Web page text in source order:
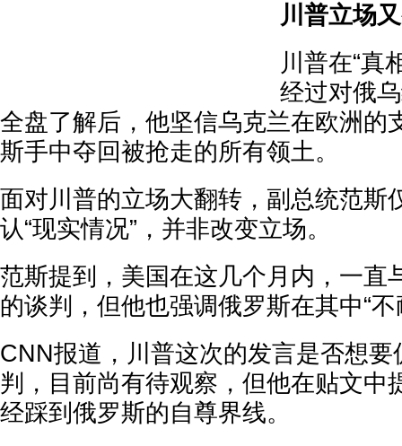
川普立场
川普在“真
经过对俄
全盘了解后，他坚信乌克兰在欧洲的
斯手中夺回被抢走的所有领土。
面对川普的立场大翻转，副总统范斯
认“现实情况”，并非改变立场。
范斯提到，美国在这几个月内，一直
的谈判，但他也强调俄罗斯在其中“
CNN报道，川普这次的发言是否想要
判，目前尚有待观察，但他在贴文中
经踩到俄罗斯的自尊界线。